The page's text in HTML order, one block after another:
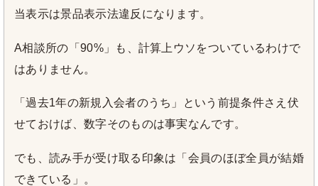
当表示は景品表示法違反になります。
A相談所の「90%」も、計算上ウソをついているわけで
はありません。
「過去1年の新規入会者のうち」という前提条件さえ伏
せておけば、数字そのものは事実なんです。
でも、読み手が受け取る印象は「会員のほぼ全員が結婚
できている」。